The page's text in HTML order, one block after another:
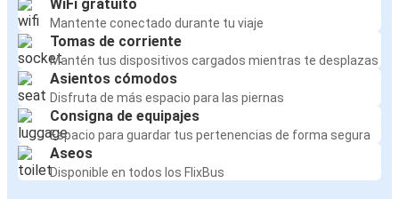
WiFi gratuito
Mantente conectado durante tu viaje
Tomas de corriente
Mantén tus dispositivos cargados mientras te desplazas
Asientos cómodos
Disfruta de más espacio para las piernas
Consigna de equipajes
Espacio para guardar tus pertenencias de forma segura
Aseos
Disponible en todos los FlixBus